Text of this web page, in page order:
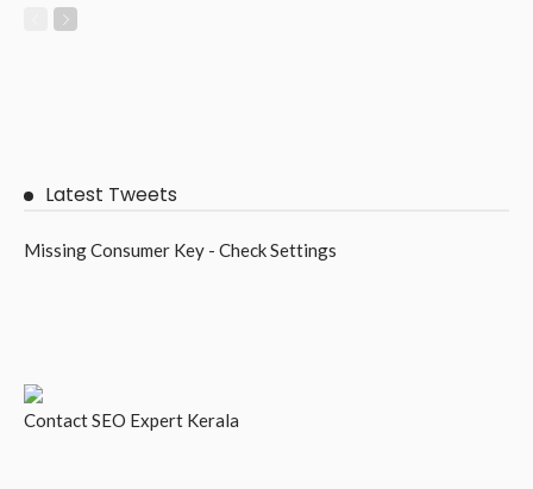
Latest Tweets
Missing Consumer Key - Check Settings
ContactSEO Expert Kerala